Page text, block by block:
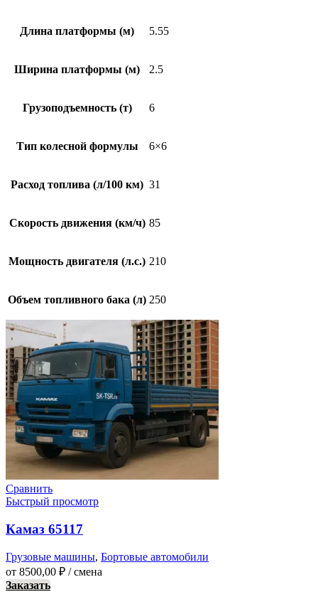
Длина платформы (м) 5.55
Ширина платформы (м) 2.5
Грузоподъемность (т) 6
Тип колесной формулы 6×6
Расход топлива (л/100 км) 31
Скорость движения (км/ч) 85
Мощность двигателя (л.с.) 210
Объем топливного бака (л) 250
Сравнить
Быстрый просмотр
Камаз 65117
Грузовые машины, Бортовые автомобили
от 8500,00 ₽ / смена
Заказать